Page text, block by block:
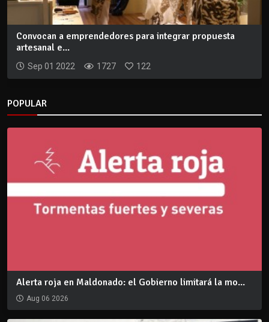
Convocan a emprendedores para integrar propuesta
artesanal e...
Sep 01 2022 1727 122
POPULAR
Alerta roja en Maldonado: el Gobierno limitará la mo...
Aug 06 2026